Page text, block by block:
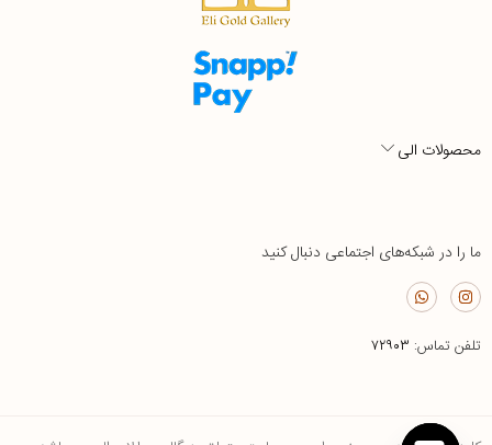
محصولات الی
ما را در شبکه‌های اجتماعی دنبال کنید
تلفن تماس: ۷۲۹۰۳